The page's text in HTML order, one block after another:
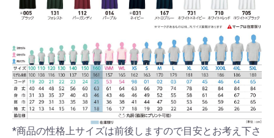
*商品の性格上サイズは前後しますので目安とお考え下さ